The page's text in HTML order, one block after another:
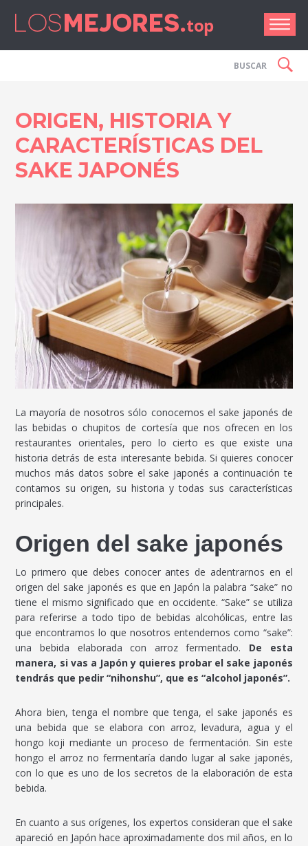
Los
ORIGEN, HISTORIA Y
CARACTERÍSTICAS DEL
SAKE JAPONÉS
La mayoría de nosotros sólo conocemos el sake japonés de
las bebidas o chupitos de cortesía que nos ofrecen en los
restaurantes orientales, pero lo cierto es que existe una
historia detrás de esta interesante bebida. Si quieres conocer
muchos más datos sobre el sake japonés a continuación te
contamos su origen, su historia y todas sus características
principales.
Origen del sake japonés
Lo primero que debes conocer antes de adentrarnos en el
origen del sake japonés es que en Japón la palabra “sake” no
tiene el mismo significado que en occidente. “Sake” se utiliza
para referirse a todo tipo de bebidas alcohólicas, entre las
que encontramos lo que nosotros entendemos como “sake”:
una bebida elaborada con arroz fermentado. De esta
manera, si vas a Japón y quieres probar el sake japonés
tendrás que pedir “nihonshu”, que es “alcohol japonés”.
Ahora bien, tenga el nombre que tenga, el sake japonés es
una bebida que se elabora con arroz, levadura, agua y el
hongo koji mediante un proceso de fermentación. Sin este
hongo el arroz no fermentaría dando lugar al sake japonés,
con lo que es uno de los secretos de la elaboración de esta
bebida.
En cuanto a sus orígenes, los expertos consideran que el sake
apareció en Japón hace aproximadamente dos mil años, en lo